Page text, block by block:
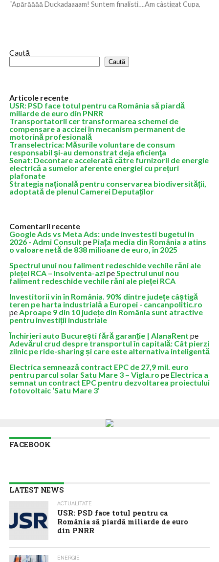
“Apărăăăă Duckadaaaam! Suntem finaliști….Am câștigat Cupa,
Caută
Caută
Articole recente
USR: PSD face totul pentru ca România să piardă
miliarde de euro din PNRR
Transportatorii cer transformarea schemei de
compensare a accizei în mecanism permanent de
motorină profesională
Transelectrica: Măsurile voluntare de consum
responsabil şi-au demonstrat deja eficienţa
Senat: Decontare accelerată către furnizorii de energie
electrică a sumelor aferente energiei cu prețuri
plafonate
Strategia națională pentru conservarea biodiversității,
adoptată de plenul Camerei Deputaților
Comentarii recente
Google Ads vs Meta Ads: unde investesti bugetul in
2026 - Admi Consult pe Piața media din România a atins
o valoare netă de 838 milioane de euro, în 2025
Spectrul unui nou faliment redeschide vechile răni ale
pieței RCA – Insolventa-azipeSpectrul unui nou
faliment redeschide vechile răni ale pieței RCA
Investitorii vin în România. 90% dintre județe câștigă
teren pe harta industrială a Europei - cancanpolitic.ro
peAproape 9 din 10 județe din România sunt atractive
pentru investiții industriale
Închirieri auto București fără garanție | AlanaRent pe
Adevărul crud despre transportul în capitală: Cât pierzi
zilnic pe ride-sharing și care este alternativa inteligentă
Electrica semnează contract EPC de 27,9 mil. euro
pentru parcul solar Satu Mare 3 – Vigla.ro pe Electrica a
semnat un contract EPC pentru dezvoltarea proiectului
fotovoltaic ‘Satu Mare 3’
FACEBOOK
LATEST NEWS
ACTUALITATE
USR: PSD face totul pentru ca
România să piardă miliarde de euro
din PNRR
ENERGIE